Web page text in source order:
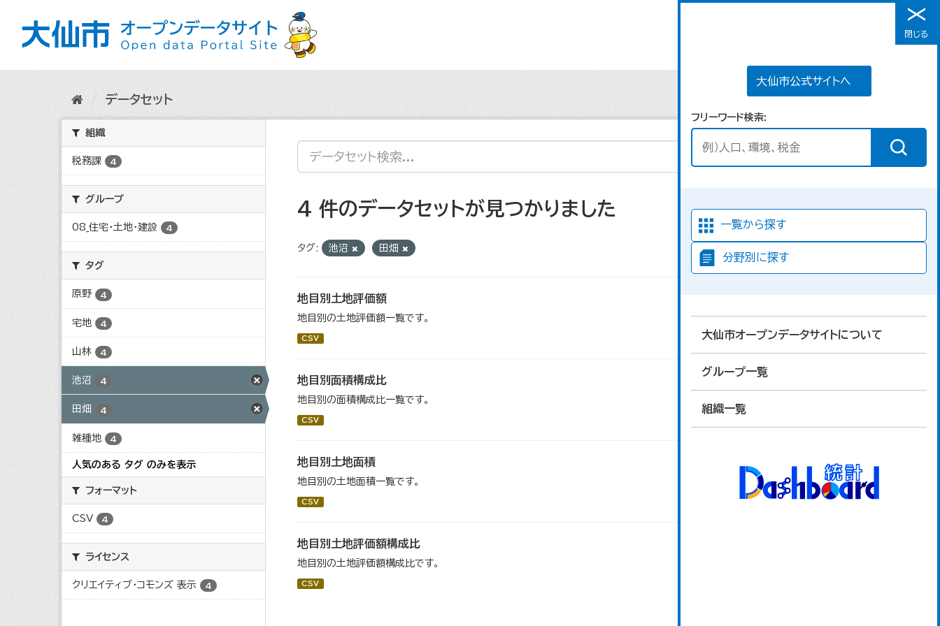
メニュー
大仙市公式サイトへ
フリーワード検索
一覧から探す
分野別に探す
大仙市オープンデータサイトについて
グループ一覧
組織一覧
閉じる
データセット
組織
税務課 4
グループ
08_住宅・土地・建設 4
タグ
原野 4
宅地 4
山林 4
池沼 4
田畑 4
雑種地 4
人気のある タグ のみを表示
フォーマット
CSV 4
ライセンス
クリエイティブ・コモンズ 表示 4
4 件のデータセットが見つかりました
タグ: 池沼 田畑
地目別土地評価額
地目別の土地評価額一覧です。
CSV
地目別面積構成比
地目別の面積構成比一覧です。
CSV
地目別土地面積
地目別の土地面積一覧です。
CSV
地目別土地評価額構成比
地目別の土地評価額構成比です。
CSV